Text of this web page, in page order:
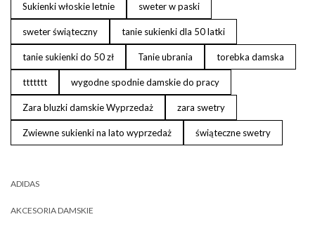
Sukienki włoskie letnie sweter w paski
sweter świąteczny tanie sukienki dla 50 latki
tanie sukienki do 50 zł Tanie ubrania torebka damska
ttttttt wygodne spodnie damskie do pracy
Zara bluzki damskie Wyprzedaż zara swetry
Zwiewne sukienki na lato wyprzedaż świąteczne swetry
ADIDAS
AKCESORIA DAMSKIE